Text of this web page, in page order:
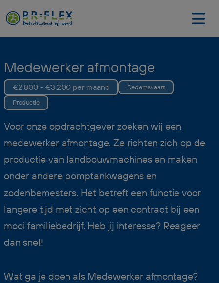
Medewerker afmontage
€2.800 - €3.200 per maand
Dedemsvaart
Productie
Voor onze opdrachtgever zoeken wij een
medewerker afmontage. Ze richten zich op de
productie van landbouwmachines en maken
onder andere pomptankwagens en
zodenbemesters. Het betreft een functie voor
langere tijd met zicht op een contract bij een
mooi familiebedrijf. Heb jij interesse? Reageer
dan snel!
Wat ga je doen als Medewerker afmontage?